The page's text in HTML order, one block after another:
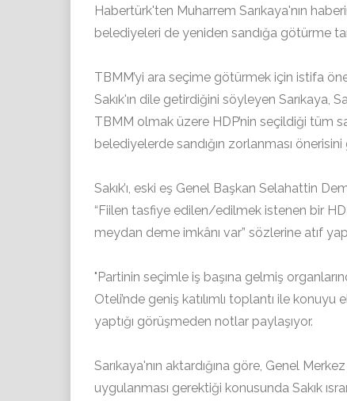
Habertürk'ten Muharrem Sarıkaya'nın
belediyeleri de yeniden sandığa götürme
TBMM’yi ara seçime götürmek için istifa
Sakık'ın dile getirdiğini söyleyen Sarıkaya,
TBMM olmak üzere HDP’nin seçildiği tüm
belediyelerde sandığın zorlanması önerisini
Sakık’ı, eski eş Genel Başkan Selahattin
“Fiilen tasfiye edilen/edilmek istenen bir
meydan deme imkânı var” sözlerine atıf
"Partinin seçimle iş başına gelmiş
Oteli’nde geniş katılımlı toplantı ile konuyu
yaptığı görüşmeden notlar paylaşıyor.
Sarıkaya'nın aktardığına göre, Genel
uygulanması gerektiği konusunda Sakık